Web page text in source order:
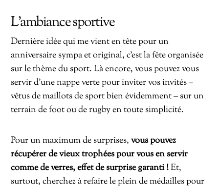
L’ambiance sportive
Dernière idée qui me vient en tête pour un
anniversaire sympa et original, c’est la fête organisée
sur le thème du sport. Là encore, vous pouvez vous
servir d’une nappe verte pour inviter vos invités –
vêtus de maillots de sport bien évidemment – sur un
terrain de foot ou de rugby en toute simplicité.
Pour un maximum de surprises,vous pouvez
récupérer de vieux trophées pour vous en servir
comme de verres, effet de surprise garanti !Et,
surtout, cherchez à refaire le plein de médailles pour